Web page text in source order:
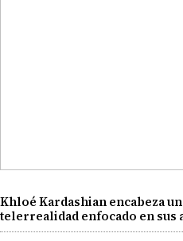
Khloé Kardashian encabeza
telerrealidad enfocado en sus